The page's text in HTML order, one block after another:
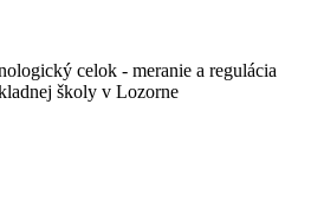
celok - meranie a regulácia
školy v Lozorne